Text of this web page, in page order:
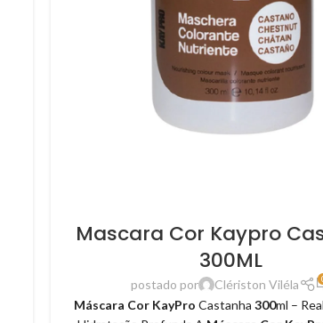
Mascara Cor Kaypro
300ML
postado por Clériston Viléla
Máscara Cor KayPro Castanha 300ml –